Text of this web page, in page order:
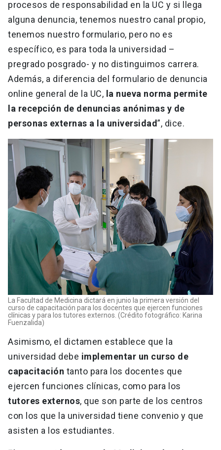
procesos de responsabilidad en la UC y si llega
alguna denuncia, tenemos nuestro canal propio,
tenemos nuestro formulario, pero no es
específico, es para toda la universidad –
pregrado posgrado- y no distinguimos carrera.
Además, a diferencia del formulario de denuncia
online general de la UC, la nueva norma permite
la recepción de denuncias anónimas y de
personas externas a la universidad”, dice.
La Facultad de Medicina dictará en junio la primera versión del
curso de capacitación para los docentes que ejercen funciones
clínicas y para los tutores externos. (Crédito fotográfico: Karina
Fuenzalida)
Asimismo, el dictamen establece que la
universidad debe implementar un curso de
capacitación tanto para los docentes que
ejercen funciones clínicas, como para los
tutores externos, que son parte de los centros
con los que la universidad tiene convenio y que
asisten a los estudiantes.